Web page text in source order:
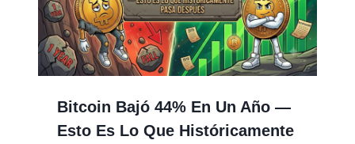
Bitcoin Bajó 44% En Un Año —
Esto Es Lo Que Históricamente